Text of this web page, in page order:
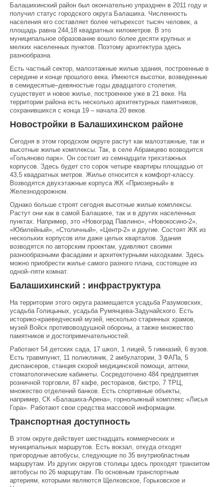
Балашихинский район был окончательно упразднен в 2011 году и
получил статус городского округа Балашиха. Численность
населения его составляет более четырехсот тысяч человек, а
площадь равна 244,18 квадратных километров. В это
муниципальное образование вошло более десяти крупных и
мелких населенных пунктов. Поэтому архитектура здесь
разнообразна.
Есть частный сектор, малоэтажные жилые здания, построенные в
середине и конце прошлого века. Имеются высотки, возведенные
в семидесятые–девяностые годы двадцатого столетия,
существует и новое жилье, построенное уже в 21 веке. На
территории района есть несколько архитектурных памятников,
сохранившихся с конца 19 – начала 20 веков.
Новостройки в Балашихинском районе
Сегодня в этом городском округе растут как малоэтажные, так и
высотные жилые комплексы. Так, в селе Абрамцево возводится
«Гольяново парк». Он состоит из семнадцати трехэтажных
корпусов. Здесь будет сто сорок четыре квартиры площадью от
43,5 квадратных метров. Жилье относится к комфорт-классу.
Возводятся двухэтажные корпуса ЖК «Приозерный» в
Железнодорожном.
Однако больше строят сегодня высотные жилые комплексы.
Растут они как в самой Балашихе, так и в других населенных
пунктах. Например, это «Новоград Павлино», «Новокосино-2»,
«Юбилейный», «Столичный», «Центр-2» и другие. Состоят ЖК из
нескольких корпусов или даже целых кварталов. Здания
возводятся по авторским проектам, удивляют своими
разнообразными фасадами и архитектурными находками. Здесь
можно приобрести жилье самого разного плана, состоящее из
одной–пяти комнат.
Балашихинский : инфраструктура
На территории этого округа размещается усадьба Разумовских,
усадьба Голицыных, усадьба Румянцева-Задунайского. Есть
историко-краеведческий музей, несколько старинных храмов,
музей Войск противовоздушной обороны, а также множество
памятников и достопримечательностей.
Работают 54 детских сада, 17 школ, 1 лицей, 5 гимназий, 6 вузов.
Есть травмпункт, 11 поликлиник, 2 амбулатории, 3 ФАПа, 5
диспансеров, станция скорой медицинской помощи, аптеки,
стоматологические кабинеты. Сосредоточено 484 предприятия
розничной торговли, 87 кафе, ресторанов, бистро, 7 ТРЦ,
множество отделений банков. Есть спортивные объекты,
например, СК «Балашиха-Арена», горнолыжный комплекс «Лисья
Гора». Работают свои средства массовой информации.
Транспортная доступность
В этом округе действует шестнадцать коммерческих и
муниципальных маршрутов. Есть вокзал, откуда отходят
пригородные автобусы, следующие по 35 внутриобластным
маршрутам. Из других округов столицы здесь проходят транзитом
автобусы по 26 маршрутам. По основным транспортным
артериям, которыми являются Щелковское, Горьковское и